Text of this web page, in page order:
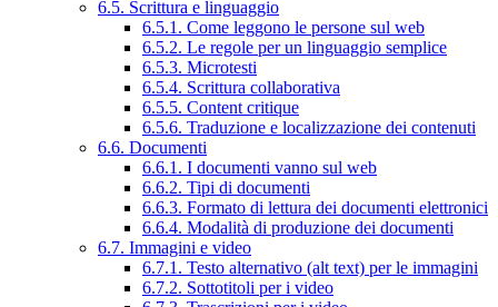
6.5. Scrittura e linguaggio
6.5.1. Come leggono le persone sul web
6.5.2. Le regole per un linguaggio semplice
6.5.3. Microtesti
6.5.4. Scrittura collaborativa
6.5.5. Content critique
6.5.6. Traduzione e localizzazione dei contenuti
6.6. Documenti
6.6.1. I documenti vanno sul web
6.6.2. Tipi di documenti
6.6.3. Formato di lettura dei documenti elettronici
6.6.4. Modalità di produzione dei documenti
6.7. Immagini e video
6.7.1. Testo alternativo (alt text) per le immagini
6.7.2. Sottotitoli per i video